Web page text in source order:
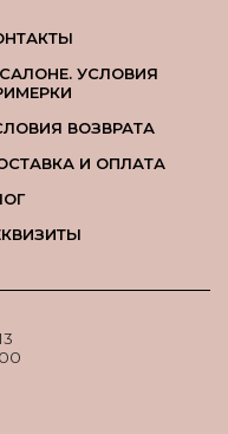
УСЛОВИЯ
ВОЗВРАТА
И ОПЛАТА